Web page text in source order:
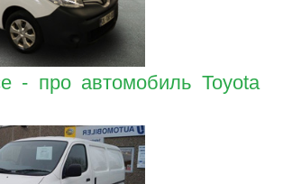
- про автомобиль Toyota